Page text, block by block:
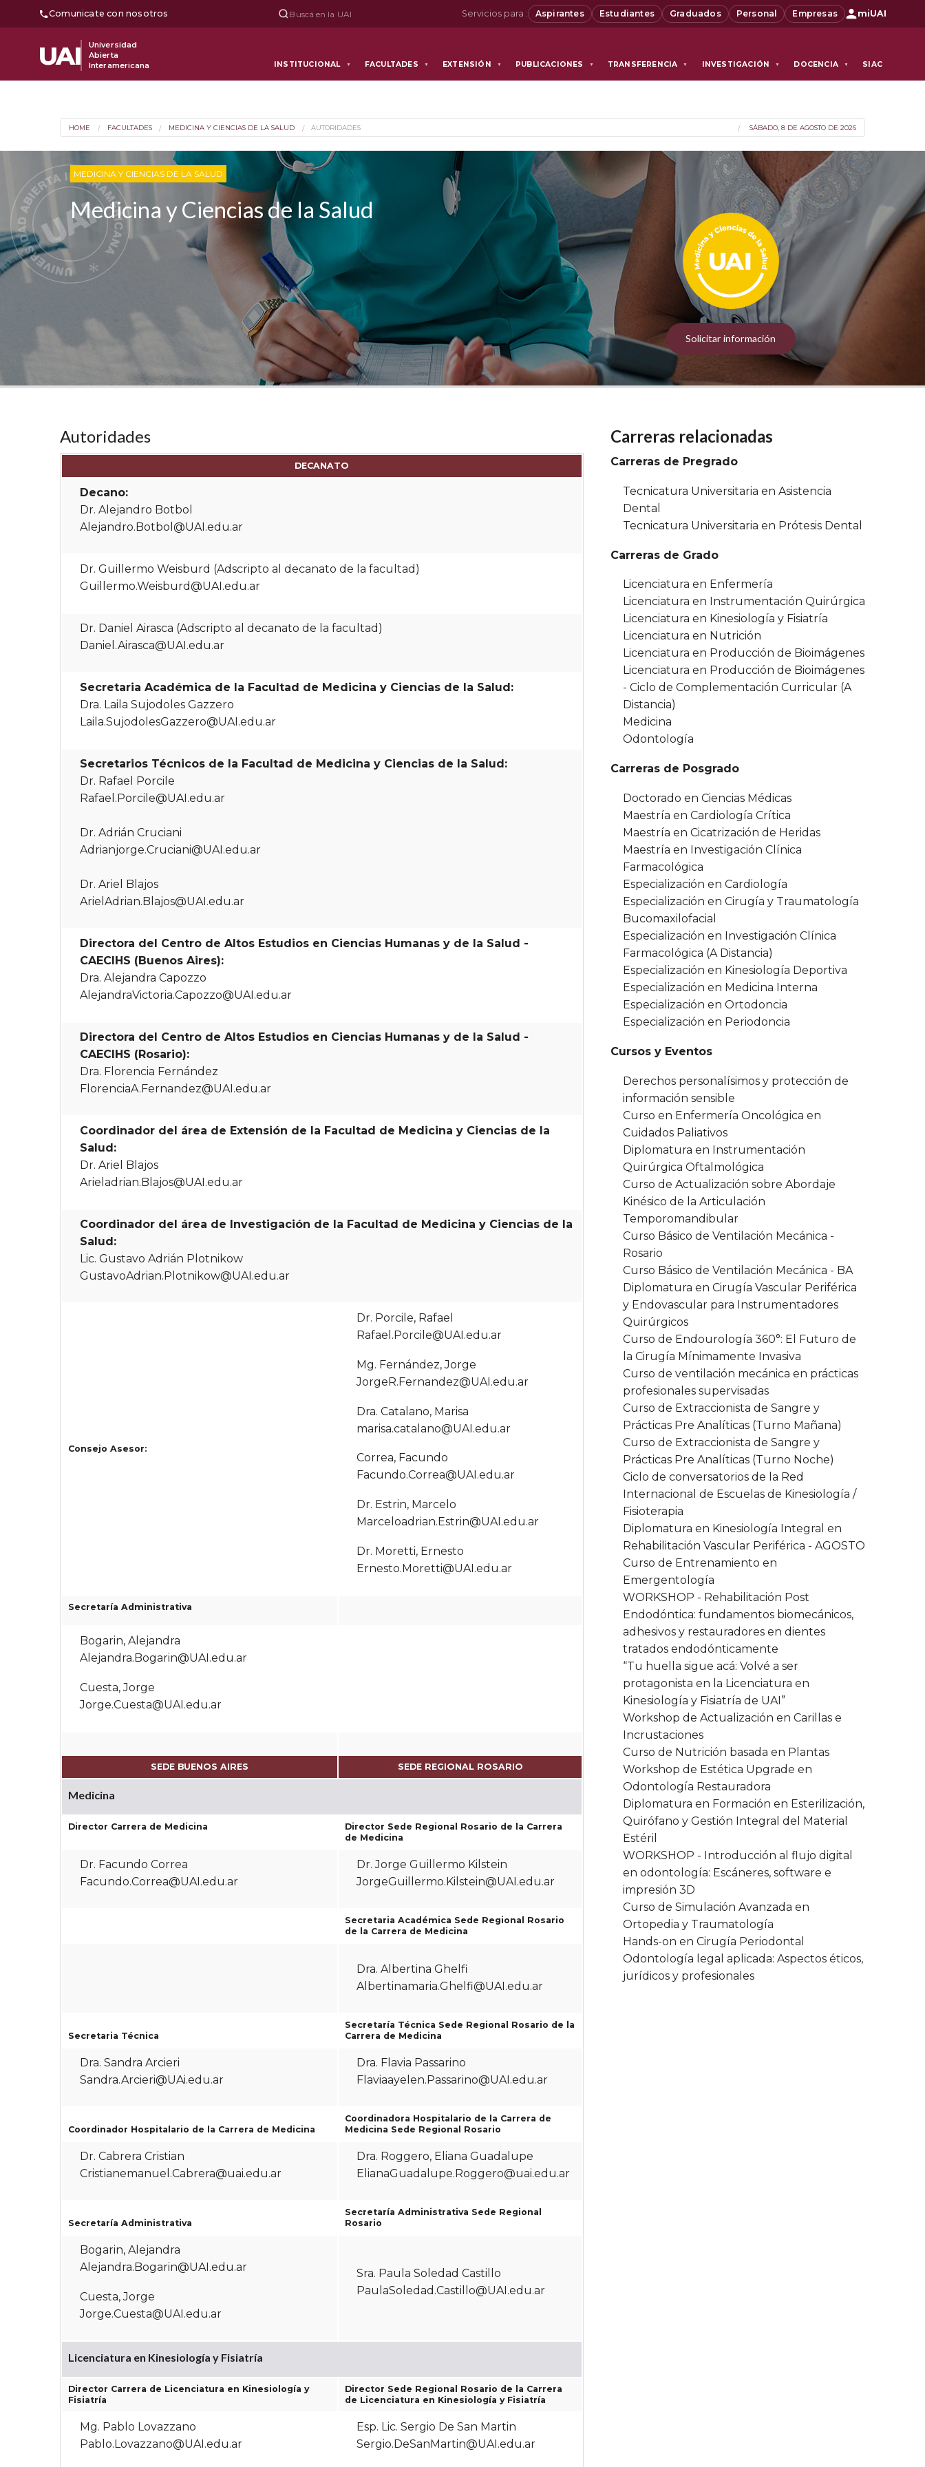
Comunicate con nosotros Buscá en la UAI Servicios para : Aspirantes Estudiantes Graduados Personal Empresas miUAI
UAI
Universidad
Abierta
Interamericana
INSTITUCIONAL ▼ FACULTADES ▼ EXTENSIÓN ▼ PUBLICACIONES ▼ TRANSFERENCIA ▼ INVESTIGACIÓN ▼ DOCENCIA ▼ SIAC
HOME FACULTADES MEDICINA Y CIENCIAS DE LA SALUD AUTORIDADES SÁBADO, 8 DE AGOSTO DE 2026
MEDICINA Y CIENCIAS DE LA SALUD
Medicina y Ciencias de la Salud
Solicitar información
Carreras relacionadas
Carreras de Pregrado
Tecnicatura Universitaria en Asistencia
Dental
Tecnicatura Universitaria en Prótesis Dental
Carreras de Grado
Licenciatura en Enfermería
Licenciatura en Instrumentación Quirúrgica
Licenciatura en Kinesiología y Fisiatría
Licenciatura en Nutrición
Licenciatura en Producción de Bioimágenes
Licenciatura en Producción de Bioimágenes
- Ciclo de Complementación Curricular (A
Distancia)
Medicina
Odontología
Carreras de Posgrado
Doctorado en Ciencias Médicas
Maestría en Cardiología Crítica
Maestría en Cicatrización de Heridas
Maestría en Investigación Clínica
Farmacológica
Especialización en Cardiología
Especialización en Cirugía y Traumatología
Bucomaxilofacial
Especialización en Investigación Clínica
Farmacológica (A Distancia)
Especialización en Kinesiología Deportiva
Especialización en Medicina Interna
Especialización en Ortodoncia
Especialización en Periodoncia
Cursos y Eventos
Derechos personalísimos y protección de
información sensible
Curso en Enfermería Oncológica en
Cuidados Paliativos
Diplomatura en Instrumentación
Quirúrgica Oftalmológica
Curso de Actualización sobre Abordaje
Kinésico de la Articulación
Temporomandibular
Curso Básico de Ventilación Mecánica -
Rosario
Curso Básico de Ventilación Mecánica - BA
Diplomatura en Cirugía Vascular Periférica
y Endovascular para Instrumentadores
Quirúrgicos
Curso de Endourología 360°: El Futuro de
la Cirugía Mínimamente Invasiva
Curso de ventilación mecánica en prácticas
profesionales supervisadas
Curso de Extraccionista de Sangre y
Prácticas Pre Analíticas (Turno Mañana)
Curso de Extraccionista de Sangre y
Prácticas Pre Analíticas (Turno Noche)
Ciclo de conversatorios de la Red
Internacional de Escuelas de Kinesiología /
Fisioterapia
Diplomatura en Kinesiología Integral en
Rehabilitación Vascular Periférica - AGOSTO
Curso de Entrenamiento en
Emergentología
WORKSHOP - Rehabilitación Post
Endodóntica: fundamentos biomecánicos,
adhesivos y restauradores en dientes
tratados endodónticamente
“Tu huella sigue acá: Volvé a ser
protagonista en la Licenciatura en
Kinesiología y Fisiatría de UAI”
Workshop de Actualización en Carillas e
Incrustaciones
Curso de Nutrición basada en Plantas
Workshop de Estética Upgrade en
Odontología Restauradora
Diplomatura en Formación en Esterilización,
Quirófano y Gestión Integral del Material
Estéril
WORKSHOP - Introducción al flujo digital
en odontología: Escáneres, software e
impresión 3D
Curso de Simulación Avanzada en
Ortopedia y Traumatología
Hands-on en Cirugía Periodontal
Odontología legal aplicada: Aspectos éticos,
jurídicos y profesionales
Autoridades
DECANATO
Decano:
Dr. Alejandro Botbol
Alejandro.Botbol@UAI.edu.ar
Dr. Guillermo Weisburd (Adscripto al decanato de la facultad)
Guillermo.Weisburd@UAI.edu.ar
Dr. Daniel Airasca (Adscripto al decanato de la facultad)
Daniel.Airasca@UAI.edu.ar
Secretaria Académica de la Facultad de Medicina y Ciencias de la Salud:
Dra. Laila Sujodoles Gazzero
Laila.SujodolesGazzero@UAI.edu.ar
Secretarios Técnicos de la Facultad de Medicina y Ciencias de la Salud:
Dr. Rafael Porcile
Rafael.Porcile@UAI.edu.ar
Dr. Adrián Cruciani
Adrianjorge.Cruciani@UAI.edu.ar
Dr. Ariel Blajos
ArielAdrian.Blajos@UAI.edu.ar
Directora del Centro de Altos Estudios en Ciencias Humanas y de la Salud -
CAECIHS (Buenos Aires):
Dra. Alejandra Capozzo
AlejandraVictoria.Capozzo@UAI.edu.ar
Directora del Centro de Altos Estudios en Ciencias Humanas y de la Salud -
CAECIHS (Rosario):
Dra. Florencia Fernández
FlorenciaA.Fernandez@UAI.edu.ar
Coordinador del área de Extensión de la Facultad de Medicina y Ciencias de la
Salud:
Dr. Ariel Blajos
Arieladrian.Blajos@UAI.edu.ar
Coordinador del área de Investigación de la Facultad de Medicina y Ciencias de la
Salud:
Lic. Gustavo Adrián Plotnikow
GustavoAdrian.Plotnikow@UAI.edu.ar
Consejo Asesor:
Dr. Porcile, Rafael
Rafael.Porcile@UAI.edu.ar
Mg. Fernández, Jorge
JorgeR.Fernandez@UAI.edu.ar
Dra. Catalano, Marisa
marisa.catalano@UAI.edu.ar
Correa, Facundo
Facundo.Correa@UAI.edu.ar
Dr. Estrin, Marcelo
Marceloadrian.Estrin@UAI.edu.ar
Dr. Moretti, Ernesto
Ernesto.Moretti@UAI.edu.ar
Secretaría Administrativa
Bogarin, Alejandra
Alejandra.Bogarin@UAI.edu.ar
Cuesta, Jorge
Jorge.Cuesta@UAI.edu.ar
SEDE BUENOS AIRES SEDE REGIONAL ROSARIO
Medicina
Director Carrera de Medicina
Director Sede Regional Rosario de la Carrera
de Medicina
Dr. Facundo Correa
Facundo.Correa@UAI.edu.ar
Dr. Jorge Guillermo Kilstein
JorgeGuillermo.Kilstein@UAI.edu.ar
Secretaria Académica Sede Regional Rosario
de la Carrera de Medicina
Dra. Albertina Ghelfi
Albertinamaria.Ghelfi@UAI.edu.ar
Secretaria Técnica
Secretaría Técnica Sede Regional Rosario de la
Carrera de Medicina
Dra. Sandra Arcieri
Sandra.Arcieri@UAi.edu.ar
Dra. Flavia Passarino
Flaviaayelen.Passarino@UAI.edu.ar
Coordinador Hospitalario de la Carrera de Medicina
Coordinadora Hospitalario de la Carrera de
Medicina Sede Regional Rosario
Dr. Cabrera Cristian
Cristianemanuel.Cabrera@uai.edu.ar
Dra. Roggero, Eliana Guadalupe
ElianaGuadalupe.Roggero@uai.edu.ar
Secretaría Administrativa
Secretaría Administrativa Sede Regional
Rosario
Bogarin, Alejandra
Alejandra.Bogarin@UAI.edu.ar
Cuesta, Jorge
Jorge.Cuesta@UAI.edu.ar
Sra. Paula Soledad Castillo
PaulaSoledad.Castillo@UAI.edu.ar
Licenciatura en Kinesiología y Fisiatría
Director Carrera de Licenciatura en Kinesiología y
Fisiatría
Director Sede Regional Rosario de la Carrera
de Licenciatura en Kinesiología y Fisiatría
Mg. Pablo Lovazzano
Pablo.Lovazzano@UAI.edu.ar
Esp. Lic. Sergio De San Martin
Sergio.DeSanMartin@UAI.edu.ar